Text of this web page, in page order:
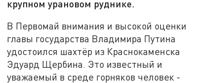
крупном урановом руднике.
В Первомай внимания и высокой оценки
главы государства Владимира Путина
удостоился шахтёр из Краснокаменска
Эдуард Щербина. Это известный и
уважаемый в среде горняков человек -